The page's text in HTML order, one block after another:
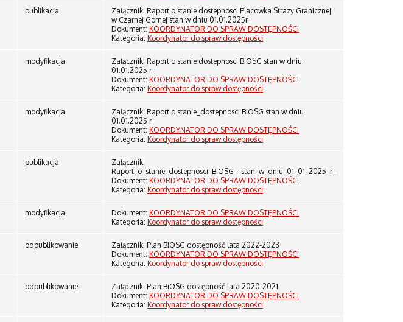
publikacja
Załącznik: Raport o stanie dostepnosci Placowka Strazy Granicznej
w Czarnej Gornej stan w dniu 01.01.2025r.
Dokument: KOORDYNATOR DO SPRAW DOSTĘPNOŚCI
Kategoria: Koordynator do spraw dostępności
modyfikacja
Załącznik: Raport o stanie dostepnosci BiOSG stan w dniu
01.01.2025 r.
Dokument: KOORDYNATOR DO SPRAW DOSTĘPNOŚCI
Kategoria: Koordynator do spraw dostępności
modyfikacja
Załącznik: Raport o stanie_dostepnosci BiOSG stan w dniu
01.01.2025 r.
Dokument: KOORDYNATOR DO SPRAW DOSTĘPNOŚCI
Kategoria: Koordynator do spraw dostępności
publikacja
Załącznik:
Raport_o_stanie_dostepnosci_BiOSG__stan_w_dniu_01_01_2025_r_
Dokument: KOORDYNATOR DO SPRAW DOSTĘPNOŚCI
Kategoria: Koordynator do spraw dostępności
modyfikacja Dokument: KOORDYNATOR DO SPRAW DOSTĘPNOŚCI
Kategoria: Koordynator do spraw dostępności
odpublikowanie
Załącznik: Plan BiOSG dostępność lata 2022-2023
Dokument: KOORDYNATOR DO SPRAW DOSTĘPNOŚCI
Kategoria: Koordynator do spraw dostępności
odpublikowanie
Załącznik: Plan BiOSG dostępność lata 2020-2021
Dokument: KOORDYNATOR DO SPRAW DOSTĘPNOŚCI
Kategoria: Koordynator do spraw dostępności